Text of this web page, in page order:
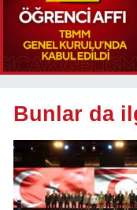
Bunlar da